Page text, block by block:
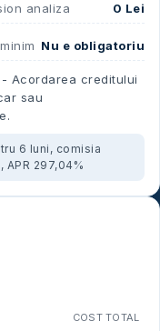
analiza 0 Lei
Nu e obligatoriu
Acordarea creditului
sau
6 luni, comisia
297,04%
COST TOTAL